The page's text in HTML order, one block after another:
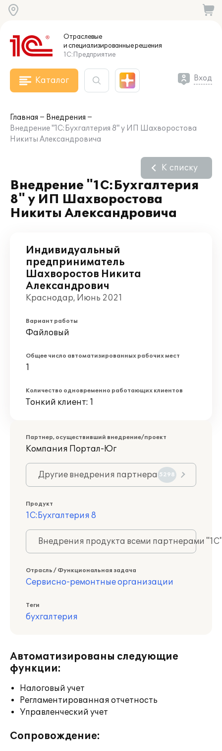
Отраслевые
и специализированныерешения
1С:Предприятие
Каталог Вход
Главная
Внедрения
Внедрение "1С:Бухгалтерия 8" у ИП Шахворостова
Никиты Александровича
Внедрение "1С:Бухгалтерия
8" у ИП Шахворостова
Никиты Александровича
К списку
Индивидуальный
предприниматель
Шахворостов Никита
Александрович
Краснодар, Июнь 2021
Вариант работы
Файловый
Общее число автоматизированных рабочих мест
1
Количество одновременно работающих клиентов
Тонкий клиент: 1
Партнер, осуществивший внедрение/проект
Компания Портал-Юг
Другие внедрения партнера 5298
Продукт
1С:Бухгалтерия 8
Внедрения продукта всеми партнерами
Отрасль / Функциональная задача
Сервисно-ремонтные организации
Теги
бухгалтерия
Автоматизированы следующие
функции:
Налоговый учет
Регламентированная отчетность
Управленческий учет
Сопровождение: